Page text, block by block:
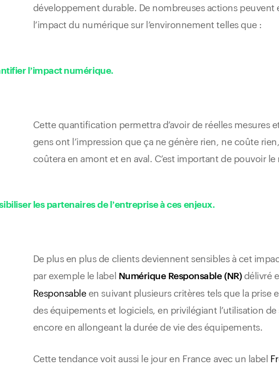
développement durable. De nombreuses actions
l’impact du numérique sur l’environnement telles que :
l’impact numérique.
Cette quantification permettra d’avoir de réelles mesures
gens ont l’impression que ça ne génère rien, ne coûte
coûtera en amont et en aval. C’est important de pouvoir le
les partenaires de l’entreprise à ces enjeux.
De plus en plus de clients deviennent sensibles à cet
par exemple le label Numérique Responsable (NR)délivré
Responsable en suivant plusieurs critères tels que la
des équipements et logiciels, en privilégiant l’utilisation
encore en allongeant la durée de vie des équipements.
Cette tendance voit aussi le jour en France avec un label